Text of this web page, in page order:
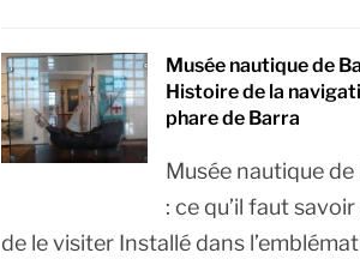
Musée nautique de
Histoire de la
phare de Barra
Musée nautique de
: ce qu’il faut
de le visiter Installé dans